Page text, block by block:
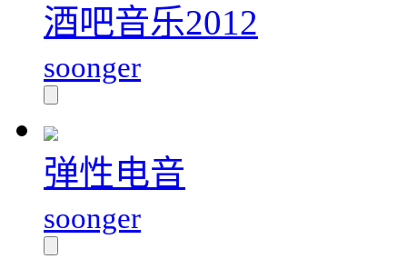
酒吧音乐2012
soonger
弹性电音
soonger